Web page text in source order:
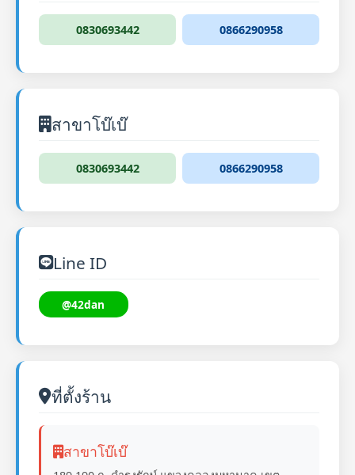
0830693442 0866290958
สาขาโบ๊เบ๊
0830693442 0866290958
Line ID
@42dan
ที่ตั้งร้าน
สาขาโบ๊เบ๊